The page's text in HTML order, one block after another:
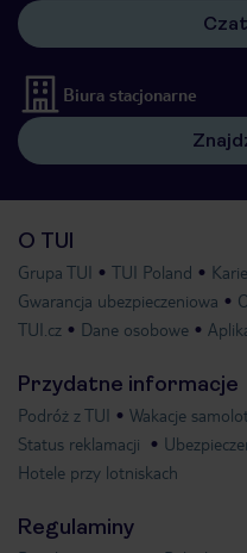
Biura stacjonarne
O TUI
Grupa TUI TUI Poland
Gwarancja ubezpieczeniowa
TUI.cz
Dane osobowe
Przydatne informacje
Podróż z TUI Wakacje
Status reklamacji
Hotele przy lotniskach
Regulaminy